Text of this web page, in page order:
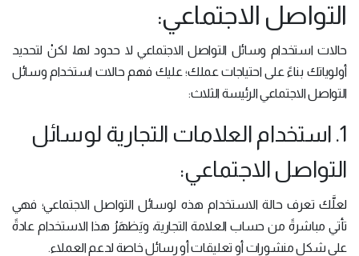
التواصل الاجتماعي:
حالات استخدام وسائل التواصل الاجتماعي لا حدود لها، لكنْ لتحديد
أولوياتك بناءً على احتياجات عملك؛ عليك فهم حالات استخدام وسائل
التواصل الاجتماعي الرئيسة الثلاث:
1. استخدام العلامات التجارية لوسائل
التواصل الاجتماعي:
لعلَّك تعرف حالة الاستخدام هذه لوسائل التواصل الاجتماعي؛ فهي
تأتي مباشرةً من حساب العلامة التجارية، ويَظهَرُ هذا الاستخدام عادةً
على شكل منشورات أو تعليقات أو رسائل خاصة لدعم العملاء.